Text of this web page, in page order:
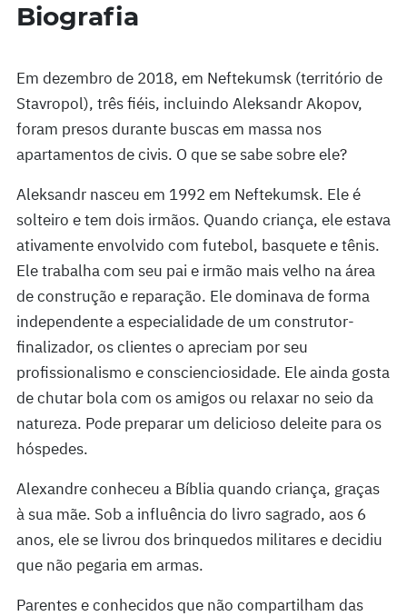
Biografia
Em dezembro de 2018, em Neftekumsk (território de
Stavropol), três fiéis, incluindo Aleksandr Akopov,
foram presos durante buscas em massa nos
apartamentos de civis. O que se sabe sobre ele?
Aleksandr nasceu em 1992 em Neftekumsk. Ele é
solteiro e tem dois irmãos. Quando criança, ele estava
ativamente envolvido com futebol, basquete e tênis.
Ele trabalha com seu pai e irmão mais velho na área
de construção e reparação. Ele dominava de forma
independente a especialidade de um construtor-
finalizador, os clientes o apreciam por seu
profissionalismo e conscienciosidade. Ele ainda gosta
de chutar bola com os amigos ou relaxar no seio da
natureza. Pode preparar um delicioso deleite para os
hóspedes.
Alexandre conheceu a Bíblia quando criança, graças
à sua mãe. Sob a influência do livro sagrado, aos 6
anos, ele se livrou dos brinquedos militares e decidiu
que não pegaria em armas.
Parentes e conhecidos que não compartilham das